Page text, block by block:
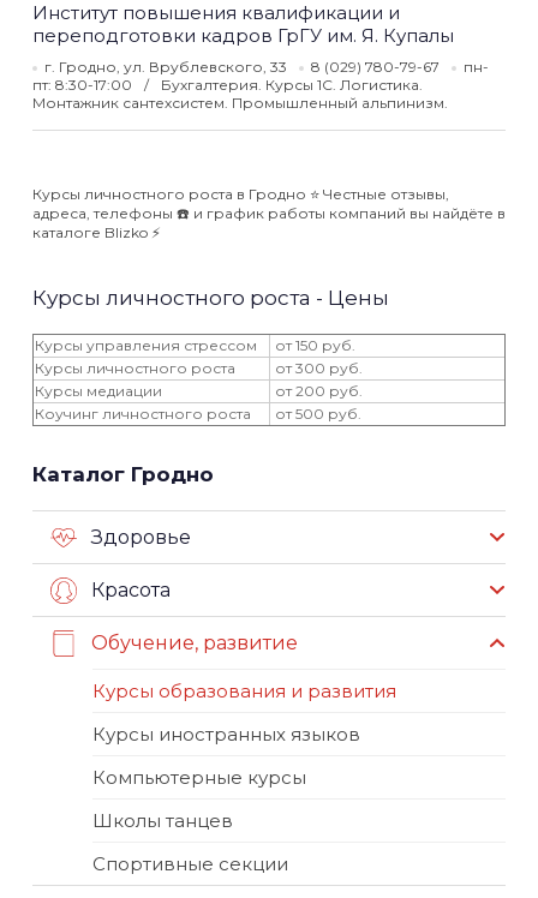
Институт повышения квалификации и
переподготовки кадров ГрГУ им. Я. Купалы
г. Гродно, ул. Врублевского, 33 8 (029) 780-79-67
пн-
пт: 8:30-17:00
Бухгалтерия. Курсы 1С. Логистика.
Монтажник сантехсистем. Промышленный альпинизм.
Курсы личностного роста в Гродно ⭐️ Честные отзывы,
адреса, телефоны ☎️ и график работы компаний вы найдёте в
каталоге Blizko ⚡️
Курсы личностного роста - Цены
Курсы управления стрессом
от 150 руб.
Курсы личностного роста
от 300 руб.
Курсы медиации
от 200 руб.
Коучинг личностного роста
от 500 руб.
Каталог Гродно
Здоровье
Красота
Обучение, развитие
Курсы образования и развития
Курсы иностранных языков
Компьютерные курсы
Школы танцев
Спортивные секции